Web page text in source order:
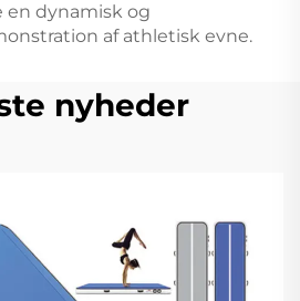
en dynamisk og
af athletisk evne.
nyheder